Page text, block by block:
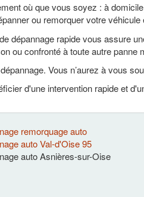
où que vous soyez : à
ou remorquer votre
dépannage rapide vous assure
ou confronté à toute autre panne
Vous n’aurez à vous
d'une intervention rapide et
remorquage auto
auto Val-d'Oise 95
auto Asnières-sur-Oise